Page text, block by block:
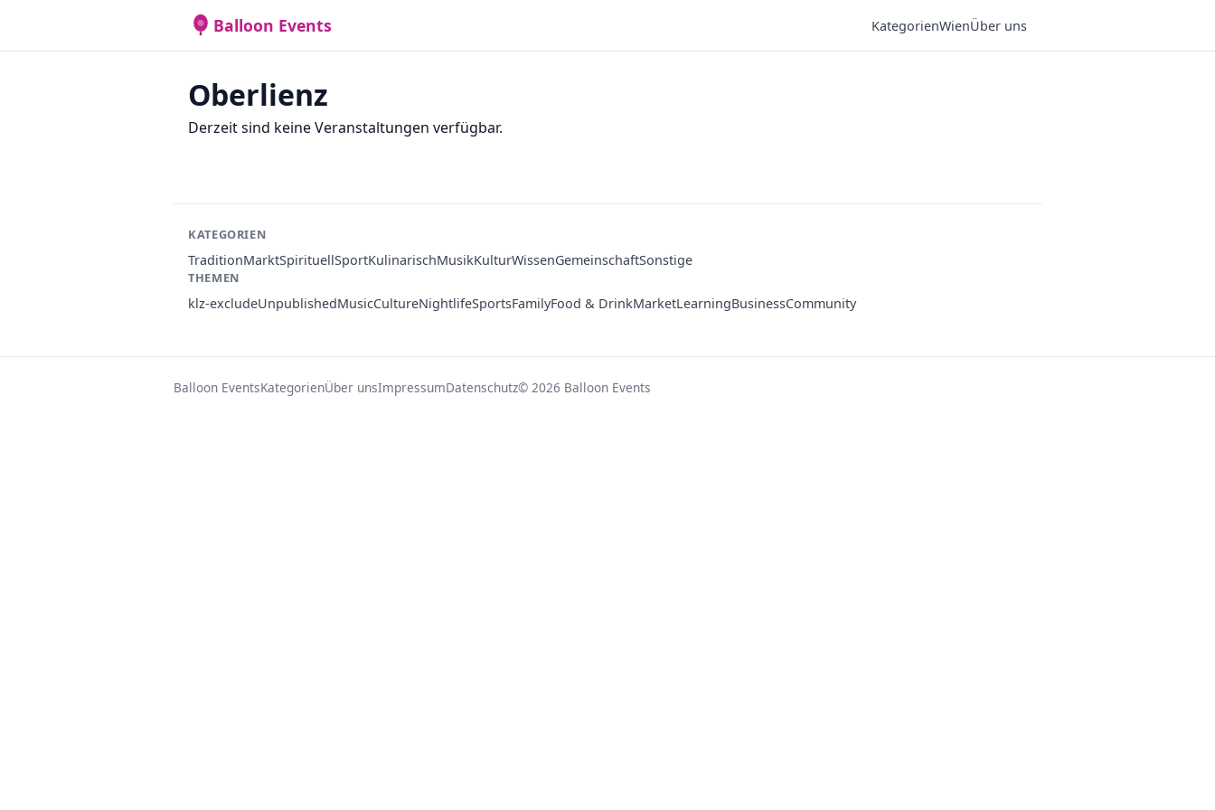
Balloon Events KategorienWienÜber uns
Oberlienz
Derzeit sind keine Veranstaltungen verfügbar.
KATEGORIEN
TraditionMarktSpirituellSportKulinarischMusikKulturWissenGemeinschaftSonstige
THEMEN
klz-excludeUnpublishedMusicCultureNightlifeSportsFamilyFood & DrinkMarketLearningBusinessCommunity
Balloon EventsKategorienÜber unsImpressumDatenschutz© 2026 Balloon Events